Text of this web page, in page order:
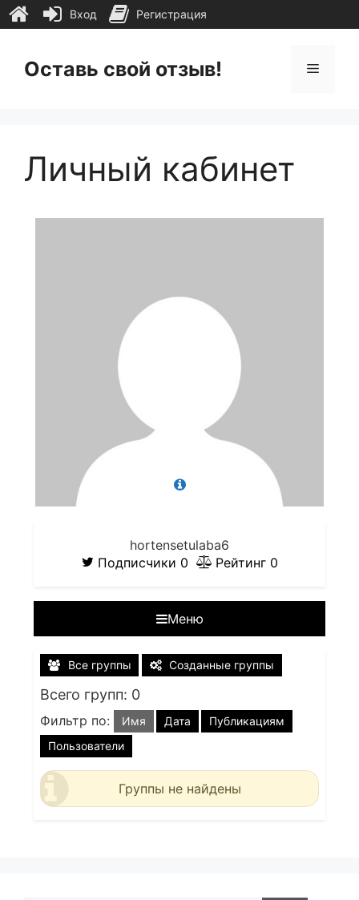
содержимому
Оставь свой отзыв! Меню
Личный кабинет
hortensetulaba6
Подписчики 0 Рейтинг 0
Меню
Все группы Созданные группы
Всего групп: 0
Фильтр по: Имя Дата
Публикациям
Пользователи
Группы не найдены
Вход Регистрация